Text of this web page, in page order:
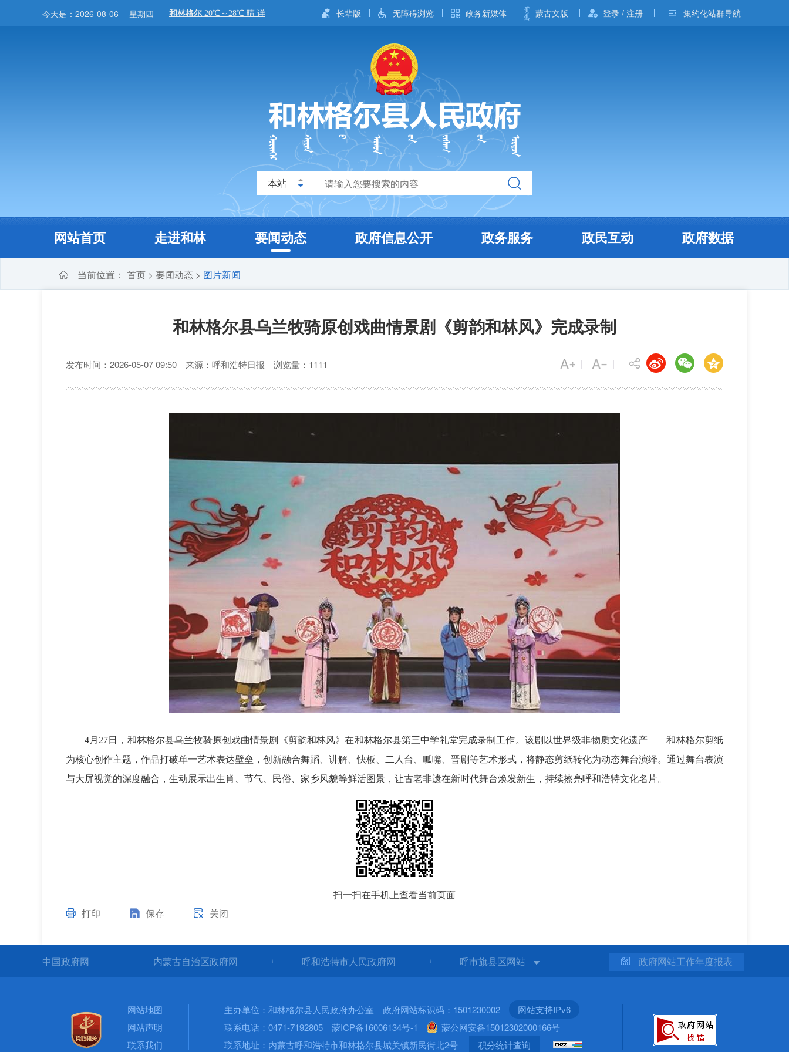
今天是： 2026-08-06 星期四 长辈版 无障碍浏览 政务新媒体 蒙古文版 登录 / 注册 集约化站群导航
本站
网站首页 走进和林 要闻动态 政府信息公开 政务服务 政民互动 政府数据
当前位置： 首页 > 要闻动态 > 图片新闻
和林格尔县乌兰牧骑原创戏曲情景剧《剪韵和林风》完成录制
发布时间：2026-05-07 09:50 来源：呼和浩特日报 浏览量：1111
4月27日，和林格尔县乌兰牧骑原创戏曲情景剧《剪韵和林风》在和林格尔县第三中学礼堂完成录制工作。 该剧以世界级非物质文化遗产——和林格尔剪纸
为核心创作主题，作品打破单一艺术表达壁垒，创新融合舞蹈、讲解、快板、二人台、呱嘴、晋剧等艺术形式，将静态剪纸转化为动态舞台演绎。通过舞台表演
与大屏视觉的深度融合，生动展示出生肖、节气、民俗、家乡风貌等鲜活图景，让古老非遗在新时代舞台焕发新生，持续擦亮呼和浩特文化名片。
扫一扫在手机上查看当前页面
打印
保存 关闭
中国政府网 内蒙古自治区政府网 呼和浩特市人民政府网 呼市旗县区网站 政府网站工作年度报表
网站地图
网站声明
联系我们
主办单位：和林格尔县人民政府办公室 政府网站标识码：1501230002
网站支持IPv6
联系电话：0471-7192805 蒙ICP备16006134号-1
蒙公网安备15012302000166号
联系地址：内蒙古呼和浩特市和林格尔县城关镇新民街北2号
积分统计查询